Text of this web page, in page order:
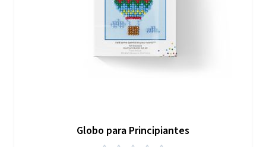
Globo para Principiantes